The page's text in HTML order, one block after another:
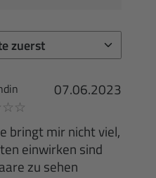
07.06.2023
☆ ☆
bringt mir nicht viel,
einwirken sind
zu sehen